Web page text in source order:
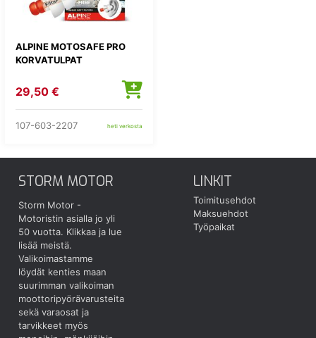
ALPINE MOTOSAFE PRO
KORVATULPAT
29,50 €
107-603-2207 heti verkosta
STORM MOTOR
Storm Motor -
Motoristin asialla jo yli
50 vuotta. Klikkaa ja lue
lisää meistä.
Valikoimastamme
löydät kenties maan
suurimman valikoiman
moottoripyörävarusteita
sekä varaosat ja
tarvikkeet myös
LINKIT
Toimitusehdot
Maksuehdot
Työpaikat